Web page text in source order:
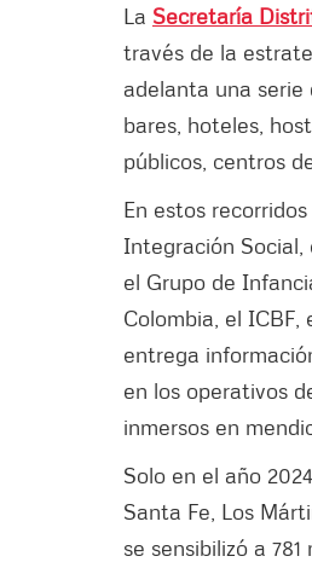
La Secretaría
través de la
adelanta una
bares, hoteles,
públicos, centros
En estos
Integración Social,
el Grupo de
Colombia, el
entrega
en los operativos
inmersos en
Solo en el año
Santa Fe, Los
se sensibilizó a